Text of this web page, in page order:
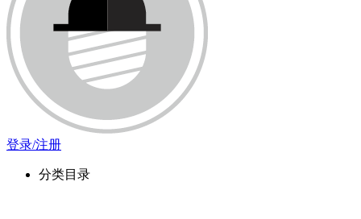
登录/注册
分类目录